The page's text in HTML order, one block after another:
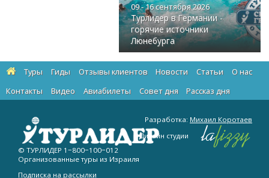
09 - 16 сентября 2026
Турлидер в Германии -
горячие источники
Люнебурга
Туры Гиды Отзывы клиентов Новости Статьи
О нас
Контакты
Видео Авиабилеты Cовет дня Рассказ дня
© ТУРЛИДЕР 1−800−100−012
Организованные туры из Израиля
Подписка на рассылки
Разработка: Михаил Коротаев
Дизайн студии